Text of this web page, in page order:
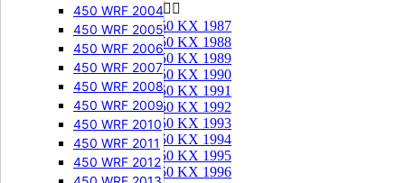
450 WRF 2004
450 WRF 2005
450 WRF 2006
450 WRF 2007
450 WRF 2008
450 WRF 2009
450 WRF 2010
450 WRF 2011
450 WRF 2012
250 KX 
250 KX 1987
250 KX 1988
250 KX 1989
250 KX 1990
250 KX 1991
250 KX 1992
250 KX 1993
250 KX 1994
250 KX 1995
250 KX 1996